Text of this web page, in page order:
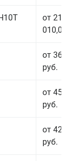
от 215
010,00
от 36
руб.
от 45
руб.
от 42
руб.